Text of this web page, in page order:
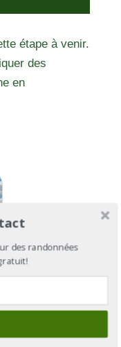
étape à venir.
des
en
des randonnées